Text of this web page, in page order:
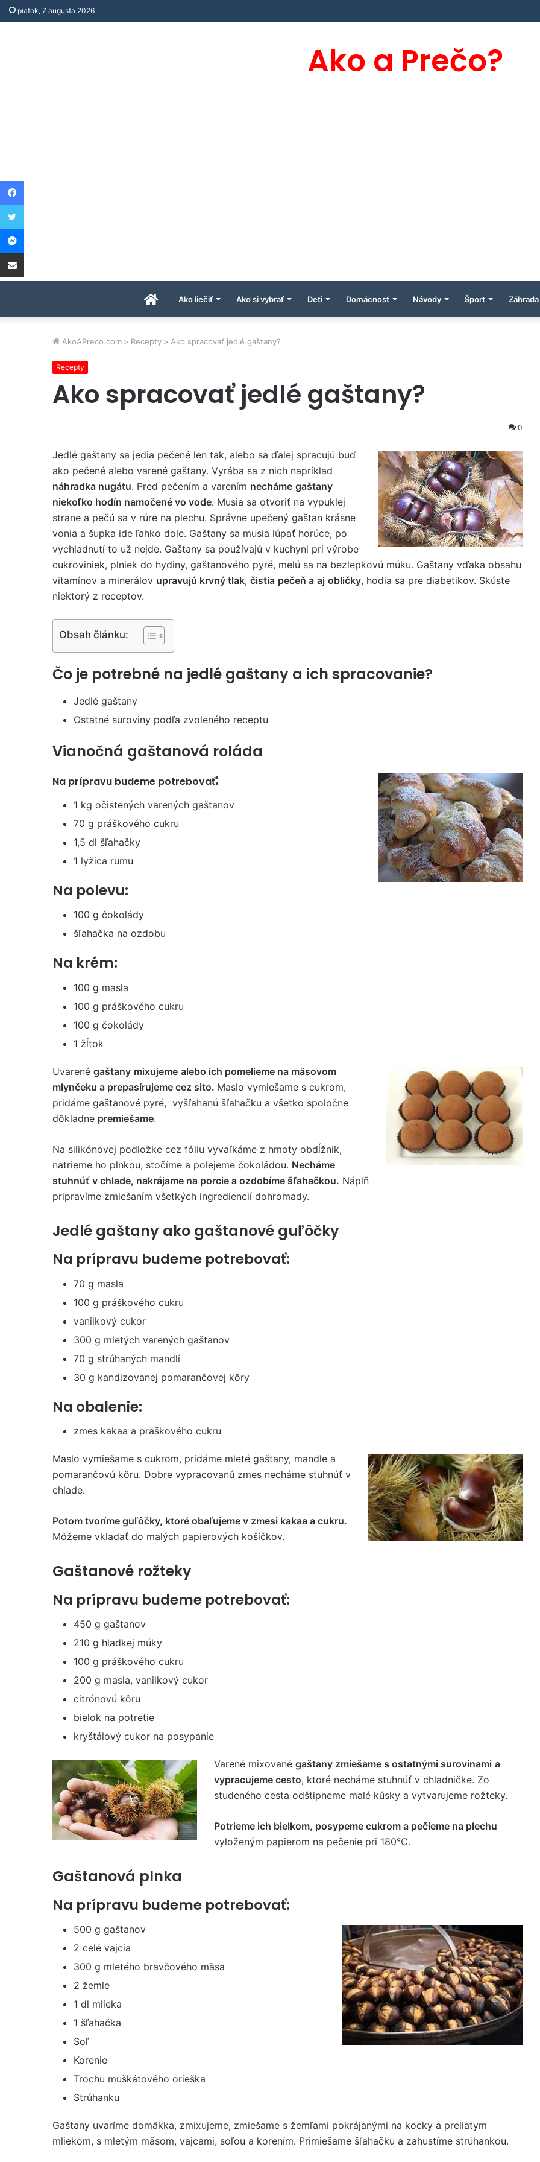
piatok, 7 augusta 2026
Ako a Prečo?
ÚvodnáAko liečiť Ako si vybrať Deti Domácnosť Návody Šport Záhrada
AkoAPreco.com > Recepty > Ako spracovať jedlé gaštany?
Recepty
Ako spracovať jedlé gaštany?
0
Jedlé gaštany sa jedia pečené len tak, alebo sa ďalej spracujú buď
ako pečené alebo varené gaštany. Vyrába sa z nich napríklad
náhradka nugátu. Pred pečením a varením necháme gaštany
niekoľko hodín namočené vo vode. Musia sa otvoriť na vypuklej
strane a pečú sa v rúre na plechu. Správne upečený gaštan krásne
vonia a šupka ide ľahko dole. Gaštany sa musia lúpať horúce, po
vychladnutí to už nejde. Gaštany sa používajú v kuchyni pri výrobe
cukroviniek, plniek do hydiny, gaštanového pyré, melú sa na bezlepkovú múku. Gaštany vďaka obsahu
vitamínov a minerálov upravujú krvný tlak, čistia pečeň a aj obličky, hodia sa pre diabetikov. Skúste
niektorý z receptov.
Obsah článku:
Čo je potrebné na jedlé gaštany a ich spracovanie?
Jedlé gaštany
Ostatné suroviny podľa zvoleného receptu
Vianočná gaštanová roláda
Na prípravu budeme potrebovať:
1 kg očistených varených gaštanov
70 g práškového cukru
1,5 dl šľahačky
1 lyžica rumu
Na polevu:
100 g čokolády
šľahačka na ozdobu
Na krém:
100 g masla
100 g práškového cukru
100 g čokolády
1 žĺtok
Uvarené gaštany mixujeme alebo ich pomelieme na mäsovom
mlynčeku a prepasírujeme cez sito. Maslo vymiešame s cukrom,
pridáme gaštanové pyré, vyšľahanú šľahačku a všetko spoločne
dôkladne premiešame.
Na silikónovej podložke cez fóliu vyvaľkáme z hmoty obdĺžnik,
natrieme ho plnkou, stočíme a polejeme čokoládou. Necháme
stuhnúť v chlade, nakrájame na porcie a ozdobíme šľahačkou. Náplň
pripravíme zmiešaním všetkých ingrediencií dohromady.
Jedlé gaštany ako gaštanové guľôčky
Na prípravu budeme potrebovať:
70 g masla
100 g práškového cukru
vanilkový cukor
300 g mletých varených gaštanov
70 g strúhaných mandlí
30 g kandizovanej pomarančovej kôry
Na obalenie:
zmes kakaa a práškového cukru
Maslo vymiešame s cukrom, pridáme mleté gaštany, mandle a
pomarančovú kôru. Dobre vypracovanú zmes necháme stuhnúť v
chlade.
Potom tvoríme guľôčky, ktoré obaľujeme v zmesi kakaa a cukru.
Môžeme vkladať do malých papierových košíčkov.
Gaštanové rožteky
Na prípravu budeme potrebovať:
450 g gaštanov
210 g hladkej múky
100 g práškového cukru
200 g masla, vanilkový cukor
citrónovú kôru
bielok na potretie
kryštálový cukor na posypanie
Varené mixované gaštany zmiešame s ostatnými surovinami a
vypracujeme cesto, ktoré necháme stuhnúť v chladničke. Zo
studeného cesta odštipneme malé kúsky a vytvarujeme rožteky.
Potrieme ich bielkom, posypeme cukrom a pečieme na plechu
vyloženým papierom na pečenie pri 180°C.
Gaštanová plnka
Na prípravu budeme potrebovať:
500 g gaštanov
2 celé vajcia
300 g mletého bravčového mäsa
2 žemle
1 dl mlieka
1 šľahačka
Soľ
Korenie
Trochu muškátového orieška
Strúhanku
Gaštany uvaríme domäkka, zmixujeme, zmiešame s žemľami pokrájanými na kocky a preliatym
mliekom, s mletým mäsom, vajcami, soľou a korením. Primiešame šľahačku a zahustíme strúhankou.
Facebook
Twitter
Messenger
Share via Email